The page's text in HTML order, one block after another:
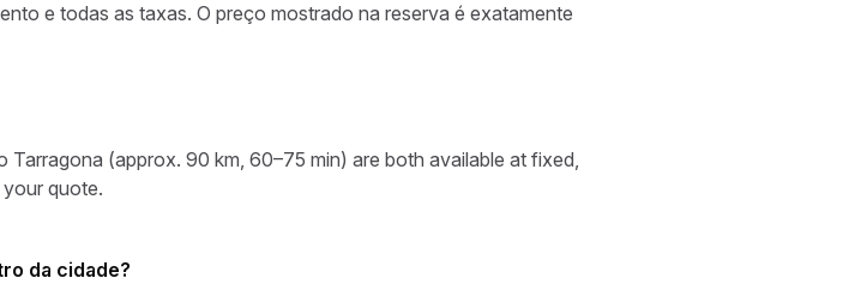
e todas as taxas. O preço mostrado na reserva é exatamente
(approx. 90 km, 60–75 min) are both available at fixed,
quote.
da cidade?